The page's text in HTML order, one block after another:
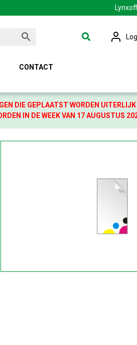
CONTACT
DIE GEPLAATST WORDEN UITERLIJK
IN DE WEEK VAN 17 AUGUSTUS